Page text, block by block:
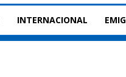
INTERNACIONAL